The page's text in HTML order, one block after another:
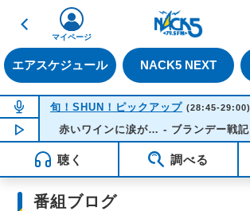
戻る
エアスケジュール NACK5 NEXT
マイページ
NOW ON AIR
旬！SHUN！ピックアップ (28:45-29:00)
NOW PLAYING04:38
赤いワインに涙が… - ブランデー戦記
聴く 調べる
番組ブログ